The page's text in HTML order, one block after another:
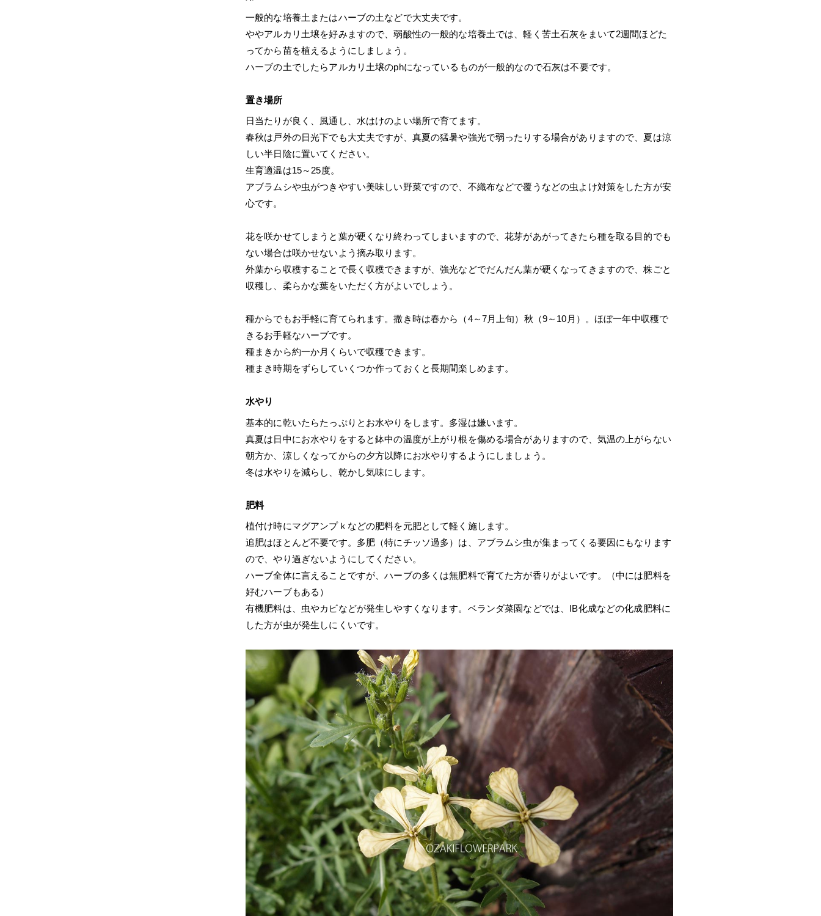
一般的な培養土またはハーブの土などで大丈夫です。
ややアルカリ土壌を好みますので、弱酸性の一般的な培養土では、軽く苦土石灰をまいて2週間ほどた
ってから苗を植えるようにしましょう。
ハーブの土でしたらアルカリ土壌のphになっているものが一般的なので石灰は不要です。
置き場所
日当たりが良く、風通し、水はけのよい場所で育てます。
春秋は戸外の日光下でも大丈夫ですが、真夏の猛暑や強光で弱ったりする場合がありますので、夏は涼
しい半日陰に置いてください。
生育適温は15～25度。
アブラムシや虫がつきやすい美味しい野菜ですので、不織布などで覆うなどの虫よけ対策をした方が安
心です。
花を咲かせてしまうと葉が硬くなり終わってしまいますので、花芽があがってきたら種を取る目的でも
ない場合は咲かせないよう摘み取ります。
外葉から収穫することで長く収穫できますが、強光などでだんだん葉が硬くなってきますので、株ごと
収穫し、柔らかな葉をいただく方がよいでしょう。
種からでもお手軽に育てられます。撒き時は春から（4～7月上旬）秋（9～10月）。ほぼ一年中収穫で
きるお手軽なハーブです。
種まきから約一か月くらいで収穫できます。
種まき時期をずらしていくつか作っておくと長期間楽しめます。
水やり
基本的に乾いたらたっぷりとお水やりをします。多湿は嫌います。
真夏は日中にお水やりをすると鉢中の温度が上がり根を傷める場合がありますので、気温の上がらない
朝方か、涼しくなってからの夕方以降にお水やりするようにしましょう。
冬は水やりを減らし、乾かし気味にします。
肥料
植付け時にマグアンプｋなどの肥料を元肥として軽く施します。
追肥はほとんど不要です。多肥（特にチッソ過多）は、アブラムシ虫が集まってくる要因にもなります
ので、やり過ぎないようにしてください。
ハーブ全体に言えることですが、ハーブの多くは無肥料で育てた方が香りがよいです。（中には肥料を
好むハーブもある）
有機肥料は、虫やカビなどが発生しやすくなります。ベランダ菜園などでは、IB化成などの化成肥料に
した方が虫が発生しにくいです。